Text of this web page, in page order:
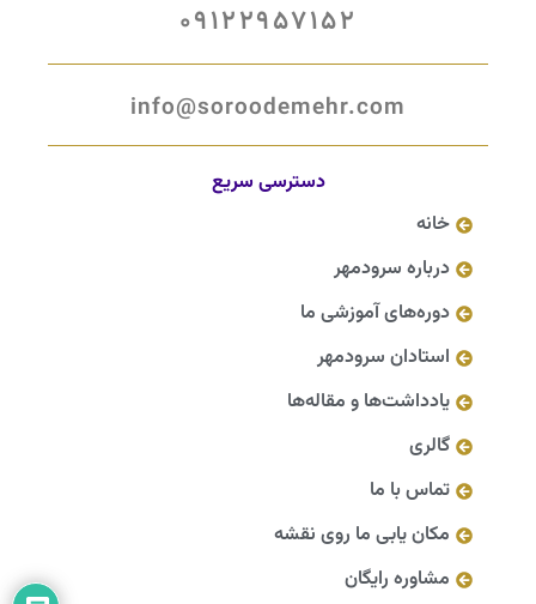
09122957152
info@soroodemehr.com
دسترسی سریع
خانه
درباره سرودمهر
دوره‌های آموزشی ما
استادان سرودمهر
یادداشت‌ها و مقاله‌ها
گالری
تماس با ما
مکان یابی ما روی نقشه
مشاوره رایگان